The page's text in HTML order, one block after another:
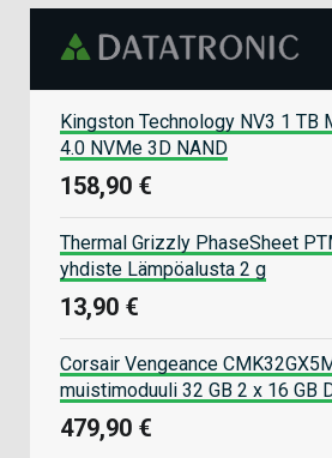
Kingston Technology NV3 1 TB
4.0 NVMe 3D NAND
158,90 €
Thermal Grizzly PhaseSheet
yhdiste Lämpöalusta 2 g
13,90 €
Corsair Vengeance
muistimoduuli 32 GB 2 x 16 GB
479,90 €